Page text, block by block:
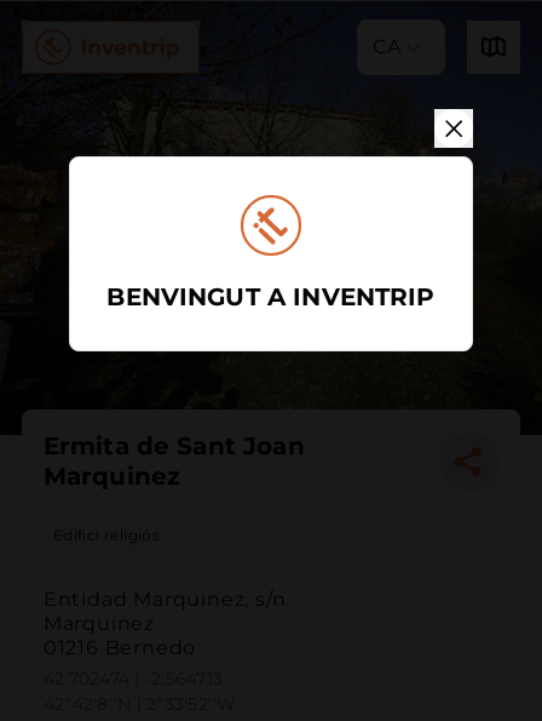
CA
Ermita de Sant Joan
Marquinez
Edifici religiós
Entidad Marquinez, s/n
Marquinez
01216 Bernedo
BENVINGUT A INVENTRIP